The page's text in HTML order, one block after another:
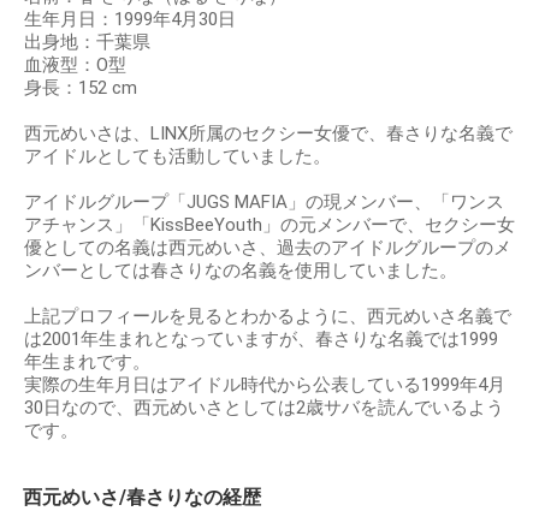
生年月日：1999年4月30日
出身地：千葉県
血液型：O型
身長：152 cm
西元めいさは、LINX所属のセクシー女優で、春さりな名義で
アイドルとしても活動していました。
アイドルグループ「JUGS MAFIA」の現メンバー、「ワンス
アチャンス」「KissBeeYouth」の元メンバーで、セクシー女
優としての名義は西元めいさ、過去のアイドルグループのメ
ンバーとしては春さりなの名義を使用していました。
上記プロフィールを見るとわかるように、西元めいさ名義で
は2001年生まれとなっていますが、春さりな名義では1999
年生まれです。
実際の生年月日はアイドル時代から公表している1999年4月
30日なので、西元めいさとしては2歳サバを読んでいるよう
です。
西元めいさ/春さりなの経歴